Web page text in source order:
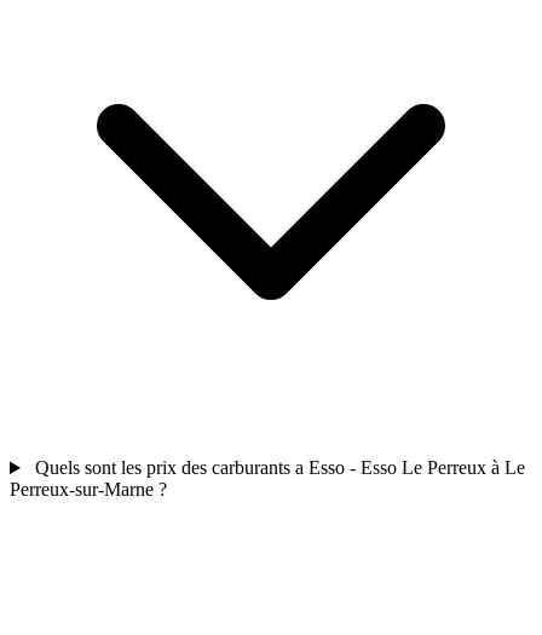
Quels sont les prix des carburants a Esso - Esso Le Perreux à Le
Perreux-sur-Marne ?